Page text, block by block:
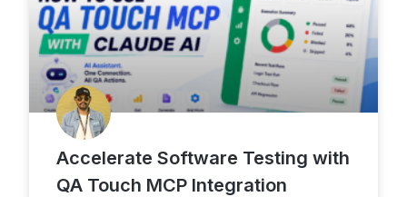
Accelerate Software Testing with
QA Touch MCP Integration